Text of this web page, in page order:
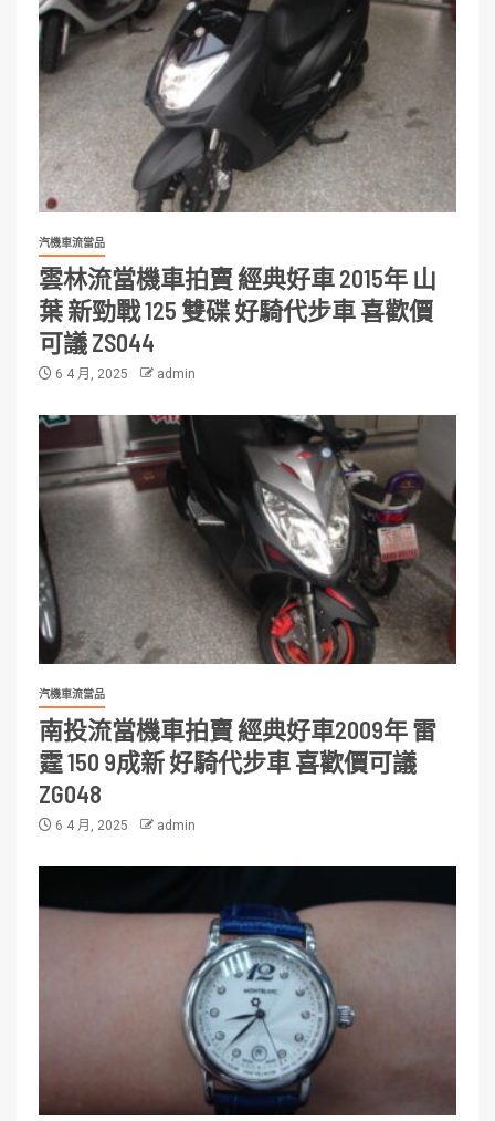
汽機車流當品
雲林流當機車拍賣 經典好車 2015年 山
葉 新勁戰 125 雙碟 好騎代步車 喜歡價
可議 ZS044
6 4 月, 2025 admin
汽機車流當品
南投流當機車拍賣 經典好車2009年 雷
霆 150 9成新 好騎代步車 喜歡價可議
ZG048
6 4 月, 2025 admin